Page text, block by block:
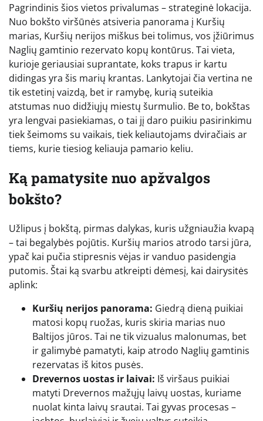
Pagrindinis šios vietos privalumas – strateginė lokacija.
Nuo bokšto viršūnės atsiveria panorama į Kuršių
marias, Kuršių nerijos miškus bei tolimus, vos įžiūrimus
Naglių gamtinio rezervato kopų kontūrus. Tai vieta,
kurioje geriausiai suprantate, koks trapus ir kartu
didingas yra šis marių krantas. Lankytojai čia vertina ne
tik estetinį vaizdą, bet ir ramybę, kurią suteikia
atstumas nuo didžiųjų miestų šurmulio. Be to, bokštas
yra lengvai pasiekiamas, o tai jį daro puikiu pasirinkimu
tiek šeimoms su vaikais, tiek keliautojams dviračiais ar
tiems, kurie tiesiog keliauja pamario keliu.
Ką pamatysite nuo apžvalgos
bokšto?
Užlipus į bokštą, pirmas dalykas, kuris užgniaužia kvapą
– tai begalybės pojūtis. Kuršių marios atrodo tarsi jūra,
ypač kai pučia stipresnis vėjas ir vanduo pasidengia
putomis. Štai ką svarbu atkreipti dėmesį, kai dairysitės
aplink:
Kuršių nerijos panorama: Giedrą dieną puikiai
matosi kopų ruožas, kuris skiria marias nuo
Baltijos jūros. Tai ne tik vizualus malonumas, bet
ir galimybė pamatyti, kaip atrodo Naglių gamtinis
rezervatas iš kitos pusės.
Drevernos uostas ir laivai: Iš viršaus puikiai
matyti Drevernos mažųjų laivų uostas, kuriame
nuolat kinta laivų srautai. Tai gyvas procesas –